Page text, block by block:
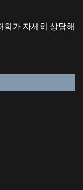
희가 자세히 상담해